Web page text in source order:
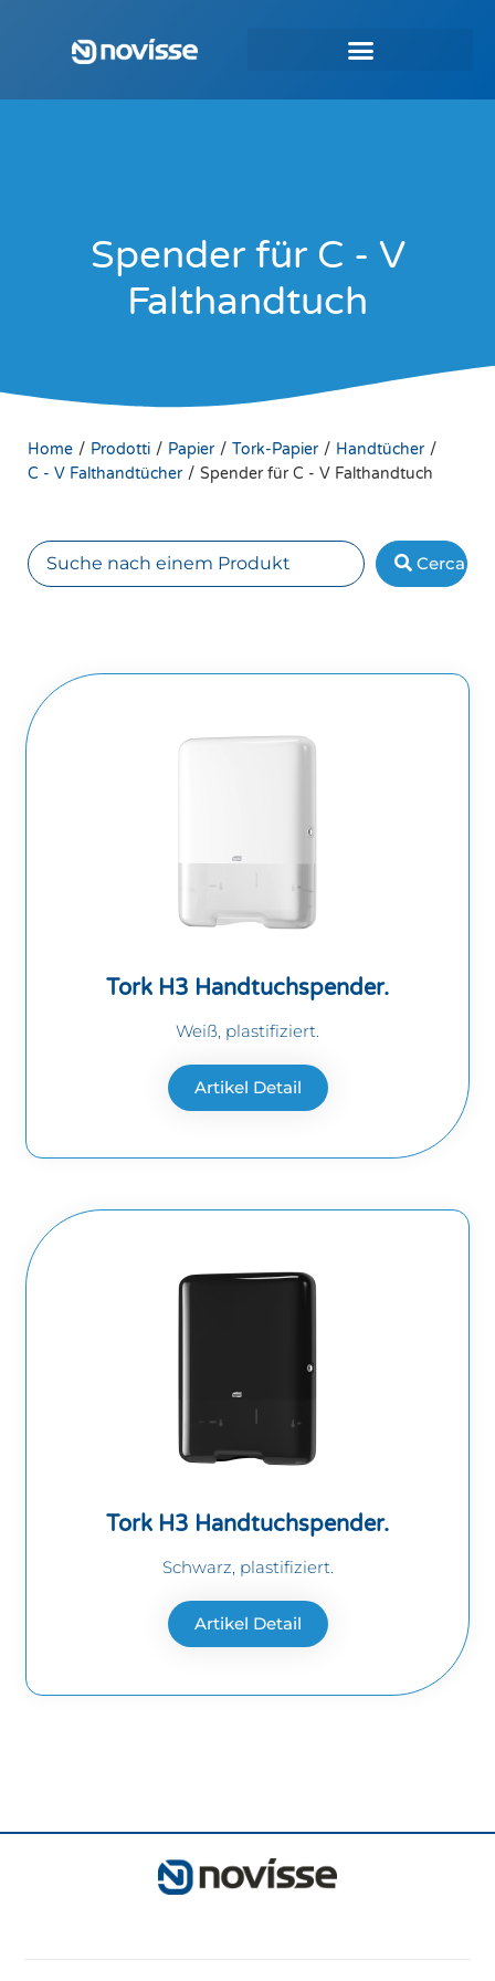
Spender für C - V
Falthandtuch
Home / Prodotti / Papier / Tork-Papier / Handtücher /
C - V Falthandtücher / Spender für C - V Falthandtuch
Cerca
Tork H3 Handtuchspender.
Weiß, plastifiziert.
Artikel Detail
Tork H3 Handtuchspender.
Schwarz, plastifiziert.
Artikel Detail